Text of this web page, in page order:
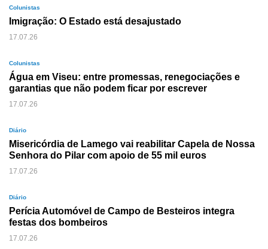
Colunistas
Imigração: O Estado está desajustado
17.07.26
Colunistas
Água em Viseu: entre promessas, renegociações e
garantias que não podem ficar por escrever
17.07.26
Diário
Misericórdia de Lamego vai reabilitar Capela de Nossa
Senhora do Pilar com apoio de 55 mil euros
17.07.26
Diário
Perícia Automóvel de Campo de Besteiros integra
festas dos bombeiros
17.07.26